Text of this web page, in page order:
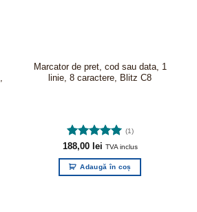
Marcator de pret, cod sau data, 1
linie, 8 caractere, Blitz C8
Evaluat la
5.00din 5
(1)
188,00 lei TVA inclus
Adaugă în coș